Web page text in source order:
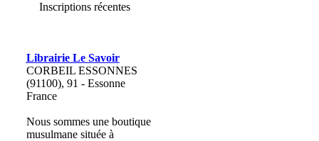
Inscriptions récentes
Librairie Le Savoir
CORBEIL ESSONNES
(91100), 91 - Essonne
France
Nous sommes une boutique
musulmane située à